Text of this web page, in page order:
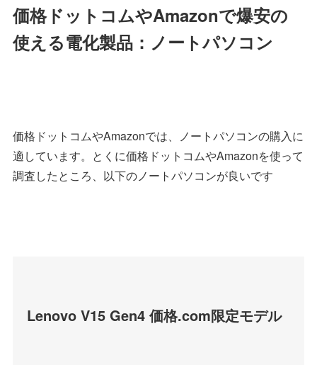
価格ドットコムやAmazonで爆安の
使える電化製品：ノートパソコン
価格ドットコムやAmazonでは、ノートパソコンの購入に
適しています。とくに価格ドットコムやAmazonを使って
調査したところ、以下のノートパソコンが良いです
Lenovo V15 Gen4 価格.com限定モデル